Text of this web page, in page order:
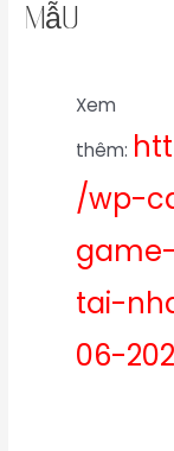
mẫu
Xem
thêm:
/wp-
tai-
06-